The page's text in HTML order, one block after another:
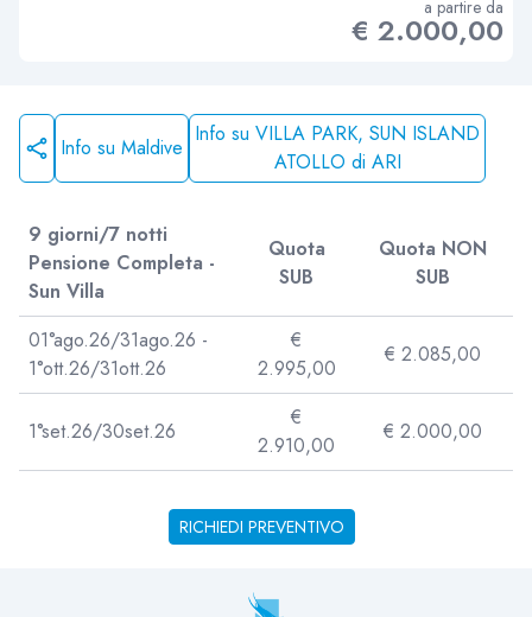
a partire da
€ 2.000,00
Info su Maldive
Info su VILLA PARK, SUN ISLAND
ATOLLO di ARI
9 giorni/7 notti
Pensione Completa -
Sun Villa
Quota
SUB
Quota NON
SUB
01°ago.26/31ago.26 -
1°ott.26/31ott.26
€
2.995,00
€ 2.085,00
1°set.26/30set.26
€
2.910,00
€ 2.000,00
RICHIEDI PREVENTIVO